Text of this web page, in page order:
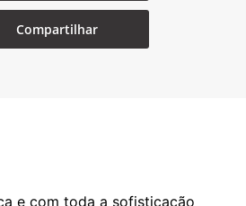
Compartilhar
e com toda a sofisticação